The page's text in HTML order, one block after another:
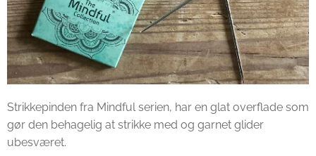
Strikkepinden fra Mindful serien, har en glat overflade som
gør den behagelig at strikke med og garnet glider
ubesværet.